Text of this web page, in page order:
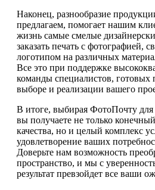
Наконец, разнообразие
предлагаем, помогает нашим
жизнь самые смелые
заказать печать с фотографией,
логотипом на различных
Все это при поддержке
команды специалистов,
выборе и реализации вашего
В итоге, выбирая ФотоПочту для
вы получаете не только
качества, но и целый комплекс
удовлетворение ваших
Доверьте нам возможность
пространство, и мы с
результат превзойдет все ваши